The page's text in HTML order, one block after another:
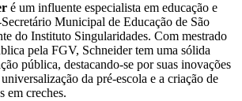
é um influente especialista em educação e
Municipal de Educação de São
do Instituto Singularidades. Com mestrado
pela FGV, Schneider tem uma sólida
pública, destacando-se por suas inovações
da pré-escola e a criação de
em creches.